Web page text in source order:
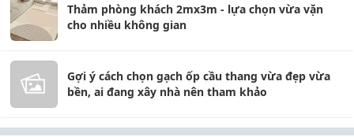
Thảm phòng khách 2mx3m - lựa chọn vừa vặn
cho nhiều không gian
Gợi ý cách chọn gạch ốp cầu thang vừa đẹp vừa
bền, ai đang xây nhà nên tham khảo